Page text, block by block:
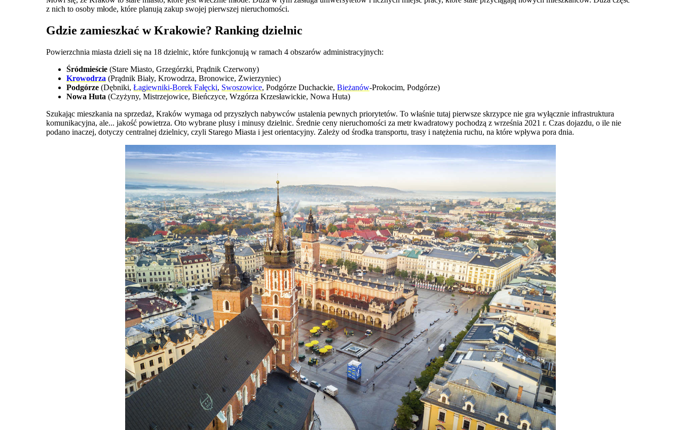
z nich to osoby młode, które planują zakup swojej pierwszej nieruchomości.
Gdzie zamieszkać w Krakowie? Ranking dzielnic
Powierzchnia miasta dzieli się na 18 dzielnic, które funkcjonują w ramach 4 obszarów administracyjnych:
Śródmieście (Stare Miasto, Grzegórzki, Prądnik Czerwony)
Krowodrza (Prądnik Biały, Krowodrza, Bronowice, Zwierzyniec)
Podgórze (Dębniki,Łagiewniki-Borek Fałęcki, Swoszowice, Podgórze Duchackie,Bieżanów-Prokocim, Podgórze)
Nowa Huta (Czyżyny, Mistrzejowice, Bieńczyce, Wzgórza Krzesławickie, Nowa Huta)
Szukając mieszkania na sprzedaż, Kraków wymaga od przyszłych nabywców ustalenia pewnych priorytetów. To właśnie tutaj pierwsze skrzypce nie gra wyłącznie infrastruktura
komunikacyjna, ale... jakość powietrza. Oto wybrane plusy i minusy dzielnic. Średnie ceny nieruchomości za metr kwadratowy pochodzą z września 2021 r. Czas dojazdu, o ile nie
podano inaczej, dotyczy centralnej dzielnicy, czyli Starego Miasta i jest orientacyjny. Zależy od środka transportu, trasy i natężenia ruchu, na które wpływa pora dnia.